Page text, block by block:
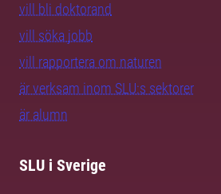
vill bli doktorand
vill söka jobb
vill rapportera om naturen
är verksam inom SLU:s sektorer
är alumn
SLU i Sverige